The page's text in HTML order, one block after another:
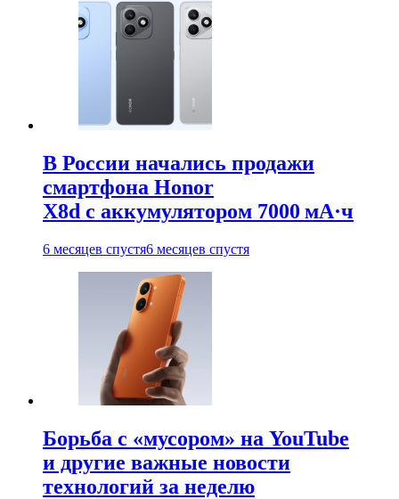
В России начались продажи
смартфона Honor
X8d с аккумулятором 7000 мА·ч
6 месяцев спустя6 месяцев спустя
Борьба с «мусором» на YouTube
и другие важные новости
технологий за неделю